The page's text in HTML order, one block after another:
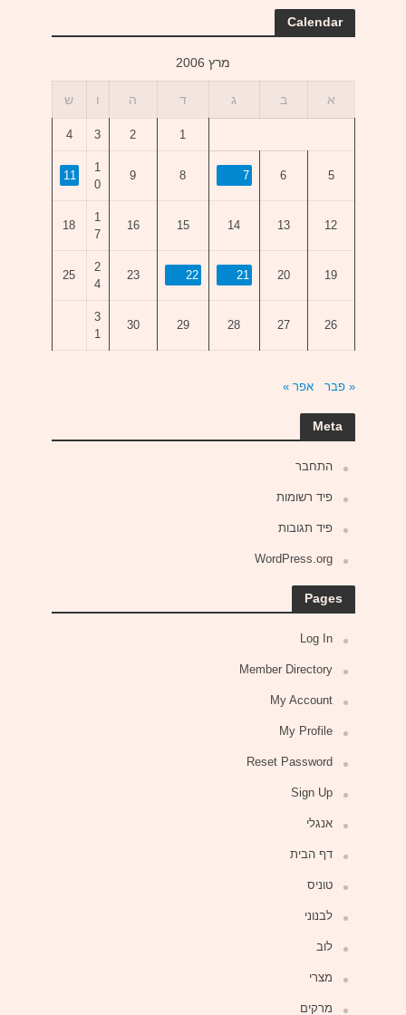
Calendar
מרץ 2006
א ב ג ד ה ו ש
1
2
3
4
5
6
7
8
9
1
0
11
12
13
14
15
16
1
7
18
19
20
21
22
23
2
4
25
26
27
28
29
30
3
1
« פבר אפר »
Meta
התחבר
פיד רשומות
פיד תגובות
WordPress.org
Pages
Log In
Member Directory
My Account
My Profile
Reset Password
Sign Up
אנגלי
דף הבית
טוניס
לבנוני
לוב
מצרי
מרקים